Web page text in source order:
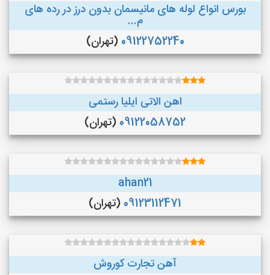
بورس انواع لوله های مانیسمان بدون درز در رده های
م...
09122752240 (تهران)
اهن الاتی ایلیا رستمی
09122058752 (تهران)
ahan21
09123112471 (تهران)
آهن تجارت کوروش